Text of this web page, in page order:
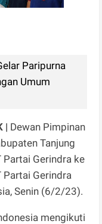
Paripurna
Umum
| Dewan Pimpinan
Tanjung
Partai Gerindra ke
Partai Gerindra
Senin (6/2/23).
mengikuti